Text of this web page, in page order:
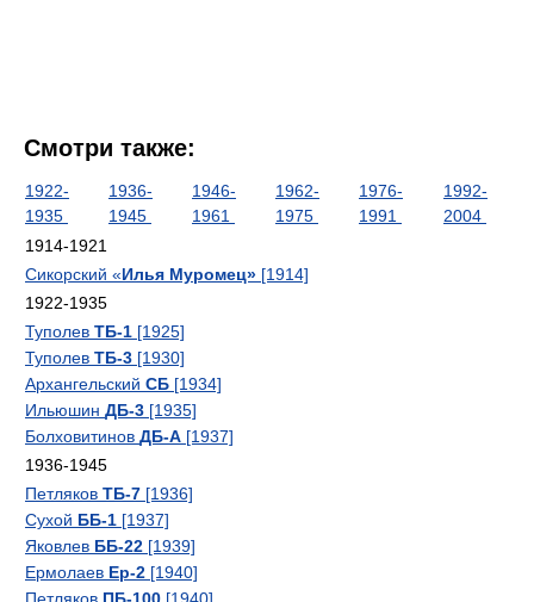
Смотри также:
1922-
1935
1936-
1945
1946-
1961
1962-
1975
1976-
1991
1992-
2004
1914-1921
Сикорский «Илья Муромец» [1914]
1922-1935
Туполев ТБ-1 [1925]
Туполев ТБ-3 [1930]
Архангельский СБ [1934]
Ильюшин ДБ-3 [1935]
Болховитинов ДБ-А [1937]
1936-1945
Петляков ТБ-7 [1936]
Сухой ББ-1 [1937]
Яковлев ББ-22 [1939]
Ермолаев Ер-2 [1940]